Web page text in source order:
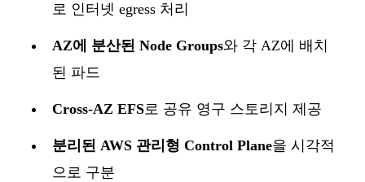
로 인터넷 egress 처리
AZ에 분산된 Node Groups와 각 AZ에 배치
된 파드
Cross-AZ EFS로 공유 영구 스토리지 제공
분리된 AWS 관리형 Control Plane을 시각적
으로 구분